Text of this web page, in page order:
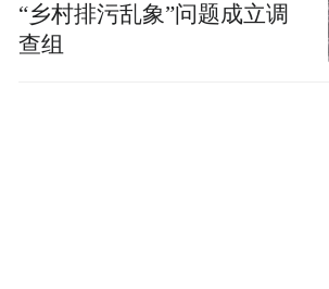
“乡村排污乱象”问题成立调
查组